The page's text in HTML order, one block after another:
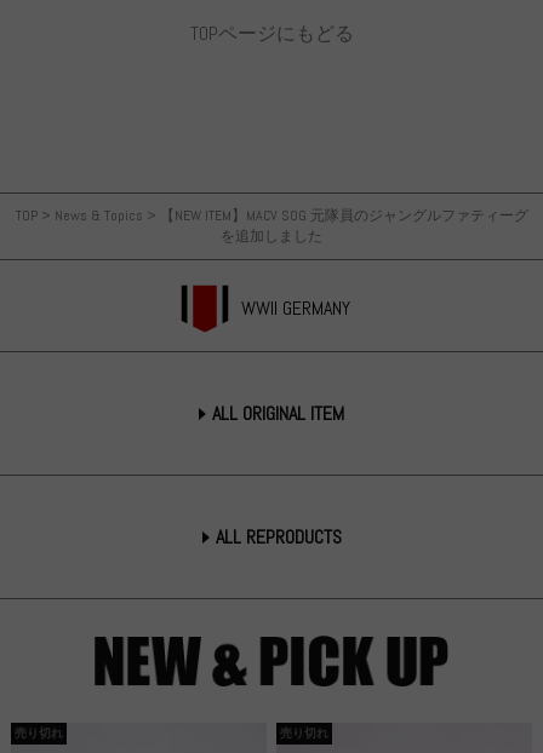
TOP> News & Topics >
【NEW ITEM】MACV SOG 元隊員のジャングルファティーグ
を追加しました
WWII GERMANY
ALL ORIGINAL ITEM
ALL REPRODUCTS
TOPページにもどる
売り切れ 売り切れ